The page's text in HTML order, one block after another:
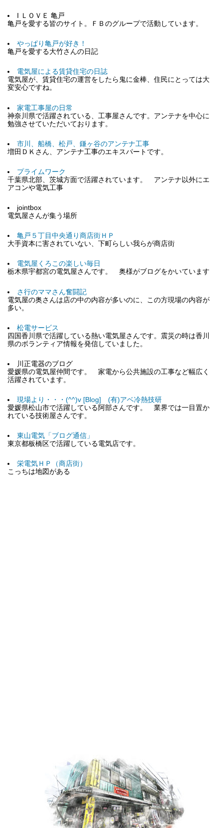
I ＬＯＶＥ 亀戸
亀戸を愛する皆のサイト。ＦＢのグループで活動しています。
やっぱり亀戸が好き！
亀戸を愛する大竹さんの日記
電気屋による賃貸住宅の日誌
電気屋が、賃貸住宅の運営をしたら鬼に金棒、住民にとっては大
変安心ですね。
家電工事屋の日常
神奈川県で活躍されている、工事屋さんです。アンテナを中心に
勉強させていただいております。
市川、船橋、松戸、鎌ヶ谷のアンテナ工事
増田ＤＫさん、アンテナ工事のエキスパートです。
プライムワーク
千葉県北部、茨城方面で活躍されています。 アンテナ以外にエ
アコンや電気工事
jointbox
電気屋さんが集う場所
亀戸５丁目中央通り商店街ＨＰ
大手資本に害されていない、下町らしい我らが商店街
電気屋くろこの楽しい毎日
栃木県宇都宮の電気屋さんです。 奥様がブログをかいています
さ行のママさん奮闘記
電気屋の奥さんは店の中の内容が多いのに、この方現場の内容が
多い。
松電サービス
四国香川県で活躍している熱い電気屋さんです。震災の時は香川
県のボランティア情報を発信していました。
川正電器のブログ
愛媛県の電気屋仲間です。 家電から公共施設の工事など幅広く
活躍されています。
現場より・・・(^^)v [Blog] (有)アベ冷熱技研
愛媛県松山市で活躍している阿部さんです。 業界では一目置か
れている技術屋さんです。
東山電気「ブログ通信」
東京都板橋区で活躍している電気店です。
栄電気ＨＰ（商店街）
こっちは地図がある